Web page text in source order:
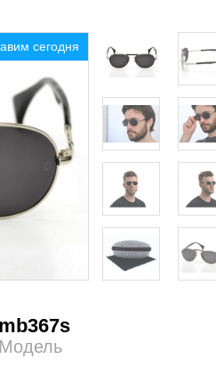
сегодня
mb367s
Модель